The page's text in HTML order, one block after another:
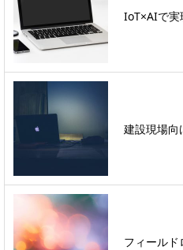
IoT×AIで実
建設現場向
フィールド